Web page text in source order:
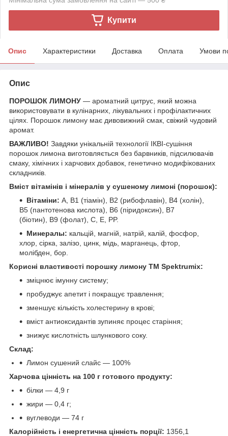
Купити
Опис Характеристики Доставка Оплата Умови
Опис
ПОРОШОК ЛИМОНУ — ароматний цитрус, який можна
використовувати в кулінарних, лікувальних і профілактичних
цілях. Порошок лимону має дивовижний смак, свіжий чудовий
аромат.
ВАЖЛИВО! Завдяки унікальній технології ІКВІ-сушіння
порошок лимона виготовляється без барвників, підсилювачів
смаку, хімічних і харчових добавок, генетично модифікованих
складників.
Вміст вітамінів і мінералів у сушеному лимоні (порошок):
Вітаміни: А, В1 (тіамін), В2 (рибофлавін), В4 (холін),
В5 (пантотенова кислота), В6 (піридоксин), В7
(біотин), В9 (фолат), C, Е, PP.
Минералы: кальцій, магній, натрій, калій, фосфор,
хлор, сірка, залізо, цинк, мідь, марганець, фтор,
молібден, бор.
Корисні властивості порошку лимону ТМ Spektrumix:
зміцнює імунну систему;
пробуджує апетит і покращує травлення;
зменшує кількість холестерину в крові;
вміст антиоксидантів зупиняє процес старіння;
знижує кислотність шлункового соку.
Склад:
Лимон сушений слайс — 100%
Харчова цінність на 100 г готового продукту:
білки — 4,9 г
жири — 0,4 г;
вуглеводи — 74 г
Калорійність і енергетична цінність порції: 1356,1